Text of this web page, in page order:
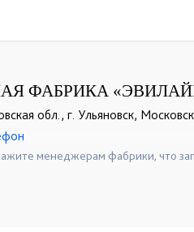
ФАБРИКА
обл., г. Ульяновск,
16
менеджерам фабрики, что